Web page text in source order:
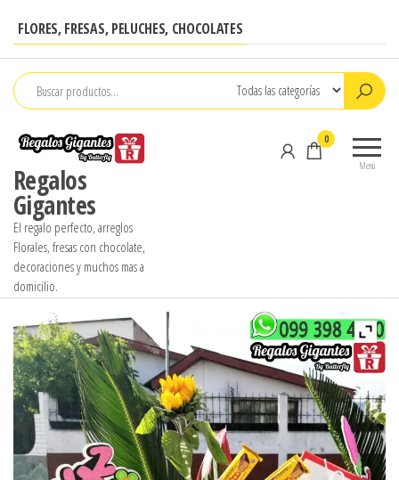
contenido
FLORES, FRESAS, PELUCHES, CHOCOLATES
Regalos
Gigantes
El regalo perfecto, arreglos
Florales, fresas con chocolate,
decoraciones y muchos mas a
domicilio.
Menú
0